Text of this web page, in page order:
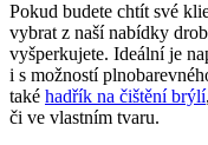
Pokud budete chtít své
vybrat z naší nabídky
vyšperkujete. Ideální je
i s možností
také hadřík na čištění brýlí
či ve vlastním tvaru.